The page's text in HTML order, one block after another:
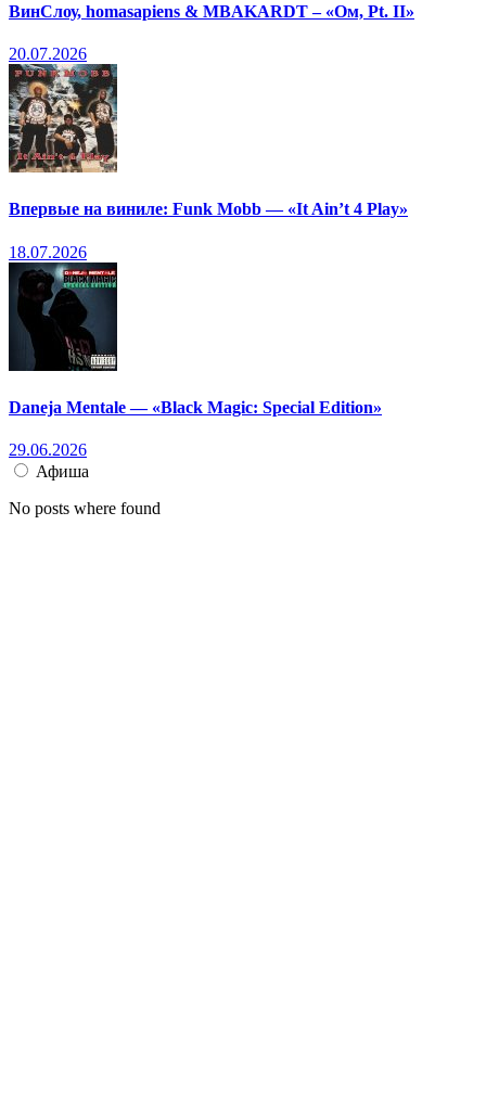
ВинСлоу, homasapiens & MBAKARDT – «Ом, Pt. II»
20.07.2026
Впервые на виниле: Funk Mobb — «It Ain’t 4 Play»
18.07.2026
Daneja Mentale — «Black Magic: Special Edition»
29.06.2026
Афиша
No posts where found